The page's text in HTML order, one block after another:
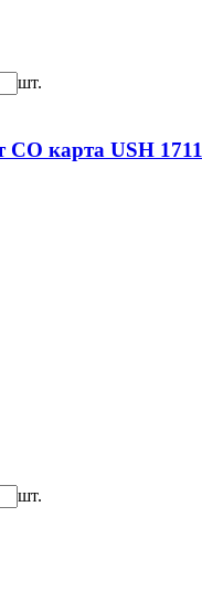
шт.
СО карта USH
шт.